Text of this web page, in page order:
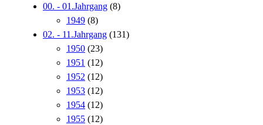
00. - 01.Jahrgang (8)
1949 (8)
02. - 11.Jahrgang (131)
1950 (23)
1951 (12)
1952 (12)
1953 (12)
1954 (12)
1955 (12)